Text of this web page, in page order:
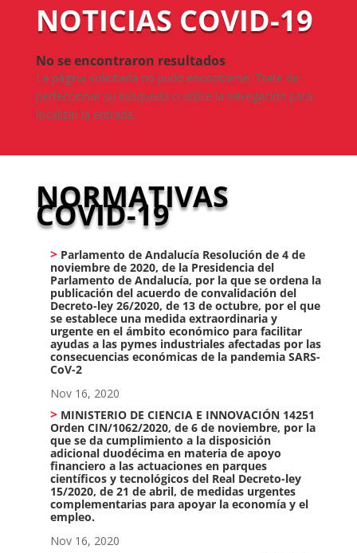
NOTICIAS COVID-19
No se encontraron resultados
La página solicitada no pudo encontrarse. Trate de
perfeccionar su búsqueda o utilice la navegación para
localizar la entrada.
NORMATIVAS
COVID-19
Parlamento de Andalucía Resolución de 4 de
noviembre de 2020, de la Presidencia del
Parlamento de Andalucía, por la que se ordena la
publicación del acuerdo de convalidación del
Decreto-ley 26/2020, de 13 de octubre, por el que
se establece una medida extraordinaria y
urgente en el ámbito económico para facilitar
ayudas a las pymes industriales afectadas por las
consecuencias económicas de la pandemia SARS-
CoV-2
Nov 16, 2020
MINISTERIO DE CIENCIA E INNOVACIÓN 14251
Orden CIN/1062/2020, de 6 de noviembre, por la
que se da cumplimiento a la disposición
adicional duodécima en materia de apoyo
financiero a las actuaciones en parques
científicos y tecnológicos del Real Decreto-ley
15/2020, de 21 de abril, de medidas urgentes
complementarias para apoyar la economía y el
empleo.
Nov 16, 2020